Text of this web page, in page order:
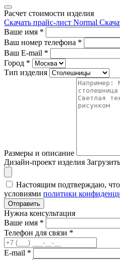
Расчет стоимости изделия
Скачать прайс-лист Normal
Ваше имя *
Ваш номер телефона *
Ваш E-mail *
Город *
Тип изделия
Размеры и описание
Дизайн-проект изделия
Настоящим подтверждаю, что
условиями политики
Отправить
Нужна консультация
Ваше имя *
Телефон для связи *
E-mail *